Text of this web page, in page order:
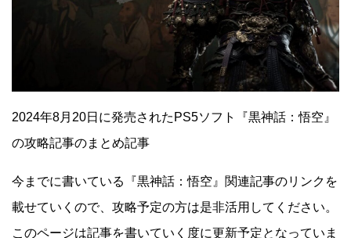
2024年8月20日に発売されたPS5ソフト『黒神話：悟空』
の攻略記事のまとめ記事
今までに書いている『黒神話：悟空』関連記事のリンクを
載せていくので、攻略予定の方は是非活用してください。
このページは記事を書いていく度に更新予定となっていま